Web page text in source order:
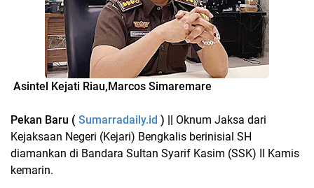
Asintel Kejati Riau,Marcos Simaremare
Pekan Baru ( Sumarradaily.id ) || Oknum Jaksa dari
Kejaksaan Negeri (Kejari) Bengkalis berinisial SH
diamankan di Bandara Sultan Syarif Kasim (SSK) II Kamis
kemarin.